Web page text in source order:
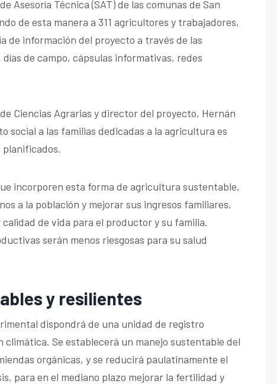
Asesoría Técnica (SAT) de las comunas de San
de esta manera a 311 agricultores y trabajadores,
de información del proyecto a través de las
de campo, cápsulas informativas, redes
Ciencias Agrarias y director del proyecto, Hernán
social a las familias dedicadas a la agricultura es
planificados.
incorporen esta forma de agricultura sustentable,
a la población y mejorar sus ingresos familiares,
de vida para el productor y su familia.
serán menos riesgosas para su salud
y resilientes
dispondrá de una unidad de registro
Se establecerá un manejo sustentable del
orgánicas, y se reducirá paulatinamente el
para en el mediano plazo mejorar la fertilidad y